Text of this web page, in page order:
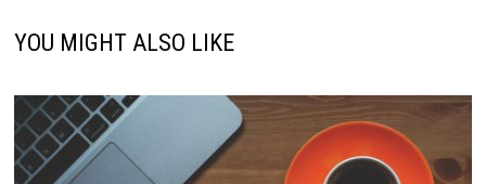
YOU MIGHT ALSO LIKE